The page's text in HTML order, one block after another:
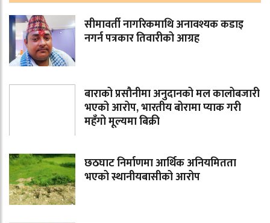
सीमावर्ती नागरिकमाथि अनावश्यक कडाइ
नगर्न पत्रकार तिवारीको आग्रह
बाराको प्रसौनीमा अनुदानको मल कालोबजारी
भएको आरोप, भारतीय बोरामा प्याक गरी
महँगो मूल्यमा बिक्री
छठघाट निर्माणमा आर्थिक अनियमितता
भएको स्थानीयबासीको आरोप